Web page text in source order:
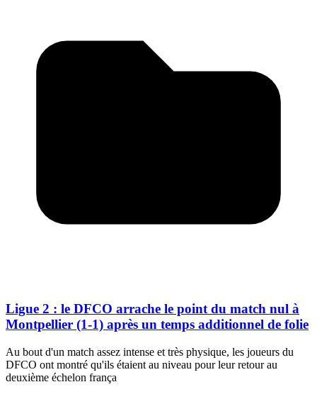
Ligue 2 : le DFCO arrache le point du match nul à
Montpellier (1-1) après un temps additionnel de folie
Au bout d'un match assez intense et très physique, les joueurs du
DFCO ont montré qu'ils étaient au niveau pour leur retour au
deuxième échelon frança